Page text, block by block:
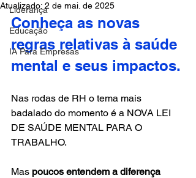
Liderança
Educação
IA Para Empresas
Atualizado: 2 de mai. de 2025
Conheça as novas
regras relativas à saúde
mental e seus impactos.
Nas rodas de RH o tema mais
badalado do momento é a NOVA LEI
DE SAÚDE MENTAL PARA O
TRABALHO.
Mas poucos entendem a diferença